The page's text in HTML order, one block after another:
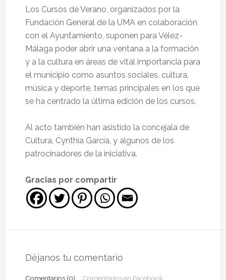
Los Cursos de Verano, organizados por la
Fundación General de la UMA en colaboración
con el Ayuntamiento, suponen para Vélez-
Málaga poder abrir una ventana a la formación
y a la cultura en áreas de vital importancia para
el municipio como asuntos sociales, cultura,
música y deporte, temas principales en los que
se ha centrado la última edición de los cursos.
Al acto también han asistido la concejala de
Cultura, Cynthia García, y algunos de los
patrocinadores de la iniciativa.
Gracias por compartir
conDéjanos tu comentario
Comentarios (0) Comentarios en Facebook